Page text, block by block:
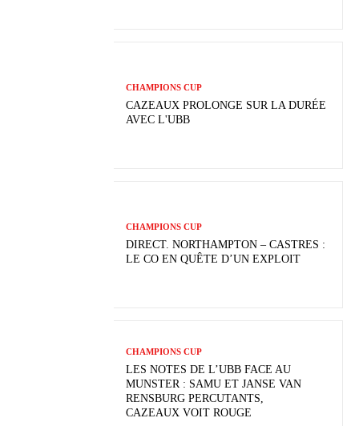
CHAMPIONS CUP
CAZEAUX PROLONGE SUR LA DURÉE
AVEC L'UBB
CHAMPIONS CUP
DIRECT. NORTHAMPTON – CASTRES :
LE CO EN QUÊTE D’UN EXPLOIT
CHAMPIONS CUP
LES NOTES DE L’UBB FACE AU
MUNSTER : SAMU ET JANSE VAN
RENSBURG PERCUTANTS,
CAZEAUX VOIT ROUGE